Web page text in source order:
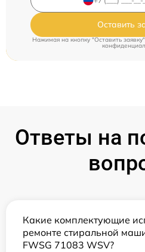
Оставить
Нажимая на кнопку "Оставить
Ответы на
Какие комплектующие
ремонте стиральной
FWSG 71083 WSV?